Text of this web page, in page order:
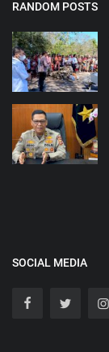
RANDOM POSTS
SOCIAL MEDIA